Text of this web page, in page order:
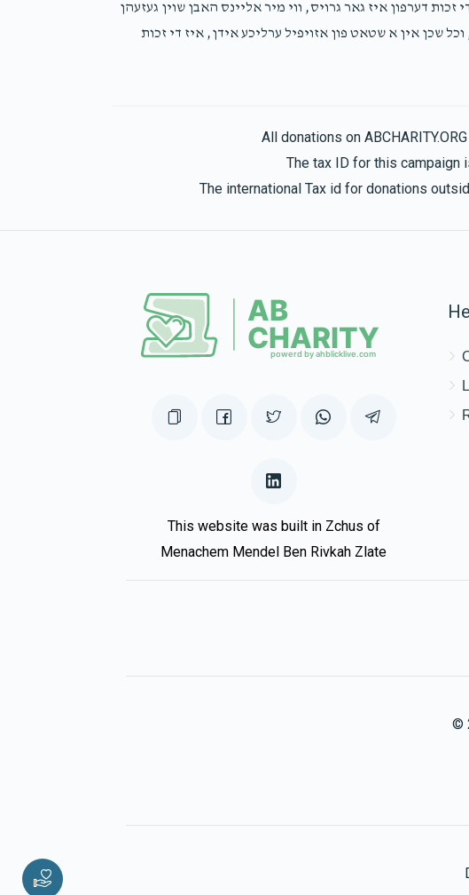
די זכות דערפון איז גאר גרויס, ווי מיר אליינס האבן שוין געזעהן
שכן אין א שטאט פון אזויפיל ערליכע אידן, איז די זכות
All donations on
The tax ID for this campaign
The international Tax id for donations
This website was built in Zchus of
Menachem Mendel Ben Rivkah Zlate
©